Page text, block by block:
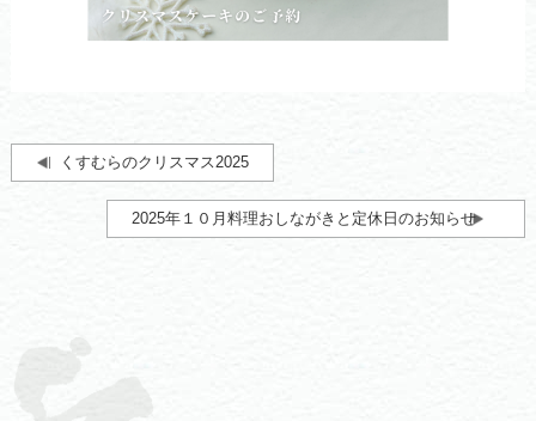
くすむらのクリスマス2025
2025年１０月料理おしながきと定休日のお知らせ